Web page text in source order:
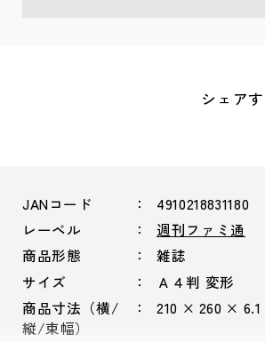
シェアす
JANコード
4910218831180
レーベル
週刊ファミ通
商品形態
雑誌
サイズ
Ａ４判 変形
商品寸法（横/
縦/束幅）
210 × 260 × 6.1